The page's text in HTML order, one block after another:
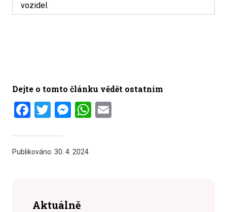
vozidel.
Dejte o tomto článku vědět ostatním
Facebook
Twitter
Messenger
WhatsApp
Publikováno: 30. 4. 2024
Aktuálně